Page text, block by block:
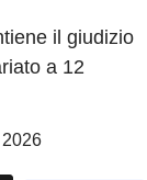
il giudizio
a 12